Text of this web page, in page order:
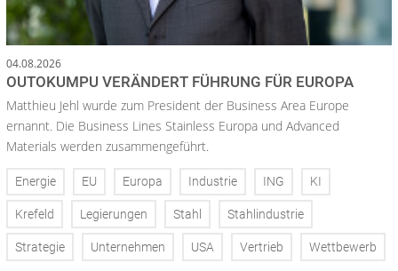
04.08.2026
OUTOKUMPU VERÄNDERT FÜHRUNG FÜR EUROPA
Matthieu Jehl wurde zum President der Business Area Europe
ernannt. Die Business Lines Stainless Europa und Advanced
Materials werden zusammengeführt.
Energie EU Europa Industrie ING KI
Krefeld Legierungen Stahl Stahlindustrie
Strategie Unternehmen USA Vertrieb Wettbewerb